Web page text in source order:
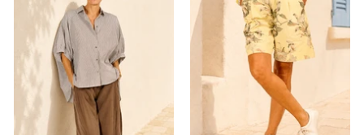
HH-EEZ
HH-Eppendorf
HH-Hanseviertel
HH-Wandsbek